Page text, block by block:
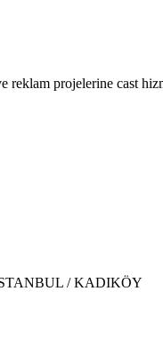
reklam projelerine cast
İSTANBUL / KADIKÖY